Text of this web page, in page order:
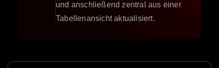
und anschließend zentral aus einer
Tabellenansicht aktualisiert.